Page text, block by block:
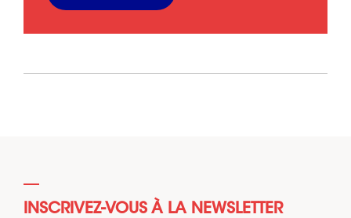
INSCRIVEZ-VOUS À LA NEWSLETTER